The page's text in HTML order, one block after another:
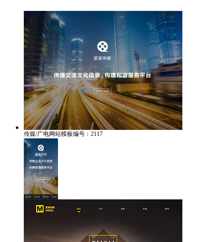
传媒/广电网站模板编号：2117